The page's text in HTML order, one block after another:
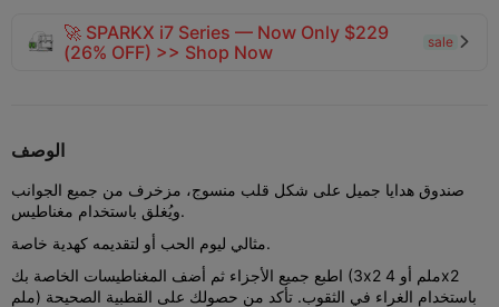
🚀 SPARKX i7 Series — Now Only $229
(26% OFF) >> Shop Now
sale 
الوصف
صندوق هدايا جميل على شكل قلب منسوج، مزخرف من جميع الجوانب
ويُغلق باستخدام مغناطيس.
مثالي ليوم الحب أو لتقديمه كهدية خاصة.
اطبع جميع الأجزاء ثم أضف المغناطيسات الخاصة بك (3x2 ملم أو 4x2
ملم) باستخدام الغراء في الثقوب. تأكد من حصولك على القطبية الصحيحة